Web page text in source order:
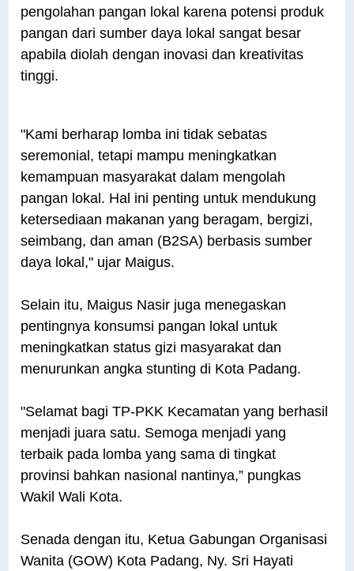
pengolahan pangan lokal karena potensi produk
pangan dari sumber daya lokal sangat besar
apabila diolah dengan inovasi dan kreativitas
tinggi.
"Kami berharap lomba ini tidak sebatas
seremonial, tetapi mampu meningkatkan
kemampuan masyarakat dalam mengolah
pangan lokal. Hal ini penting untuk mendukung
ketersediaan makanan yang beragam, bergizi,
seimbang, dan aman (B2SA) berbasis sumber
daya lokal," ujar Maigus.
Selain itu, Maigus Nasir juga menegaskan
pentingnya konsumsi pangan lokal untuk
meningkatkan status gizi masyarakat dan
menurunkan angka stunting di Kota Padang.
"Selamat bagi TP-PKK Kecamatan yang berhasil
menjadi juara satu. Semoga menjadi yang
terbaik pada lomba yang sama di tingkat
provinsi bahkan nasional nantinya,” pungkas
Wakil Wali Kota.
Senada dengan itu, Ketua Gabungan Organisasi
Wanita (GOW) Kota Padang, Ny. Sri Hayati